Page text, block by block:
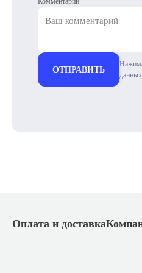
ОТПРАВИТЬ
данных
Оплата и доставка